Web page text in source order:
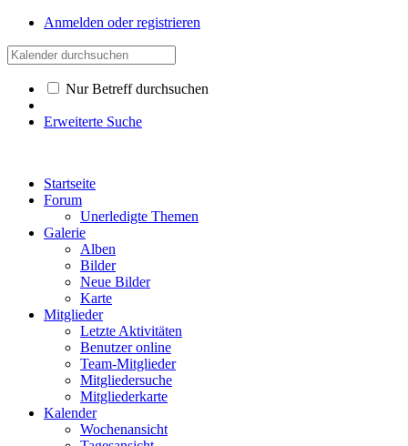
Anmelden oder registrieren
Nur Betreff durchsuchen
Erweiterte Suche
Startseite
Forum
Unerledigte Themen
Galerie
Alben
Bilder
Neue Bilder
Karte
Mitglieder
Letzte Aktivitäten
Benutzer online
Team-Mitglieder
Mitgliedersuche
Mitgliederkarte
Kalender
Wochenansicht